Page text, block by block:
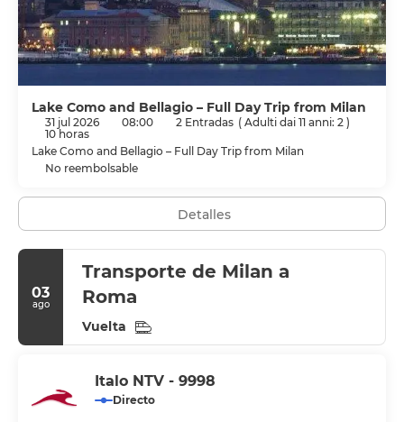
Lake Como and Bellagio – Full Day Trip from Milan
31 jul 2026 08:00 2 Entradas ( Adulti dai 11 anni: 2 )
10 horas
Lake Como and Bellagio – Full Day Trip from Milan
No reembolsable
Detalles
03
ago
Transporte de Milan a
Roma
Vuelta
Italo NTV - 9998
Directo